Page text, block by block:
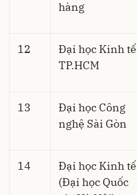
hàng
12
Đại học Kinh tế
TP.HCM
13
Đại học Công
nghệ Sài Gòn
14
Đại học Kinh tế
(Đại học Quốc